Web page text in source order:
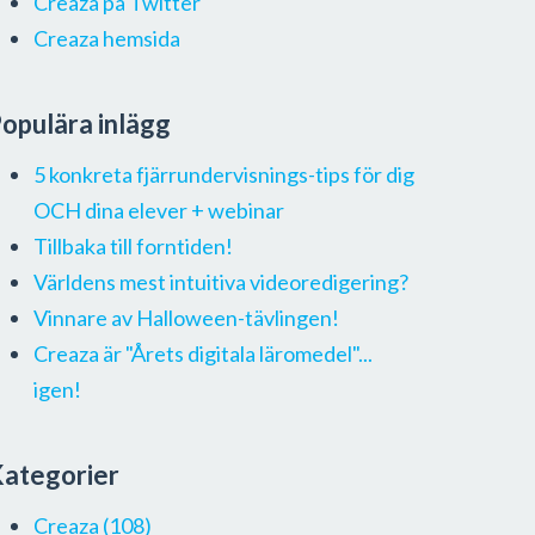
Creaza hemsida
inlägg
5 konkreta fjärrundervisnings-tips för dig
OCH dina elever + webinar
Tillbaka till forntiden!
Världens mest intuitiva videoredigering?
Vinnare av Halloween-tävlingen!
Creaza är "Årets digitala läromedel"...
igen!
Creaza (108)